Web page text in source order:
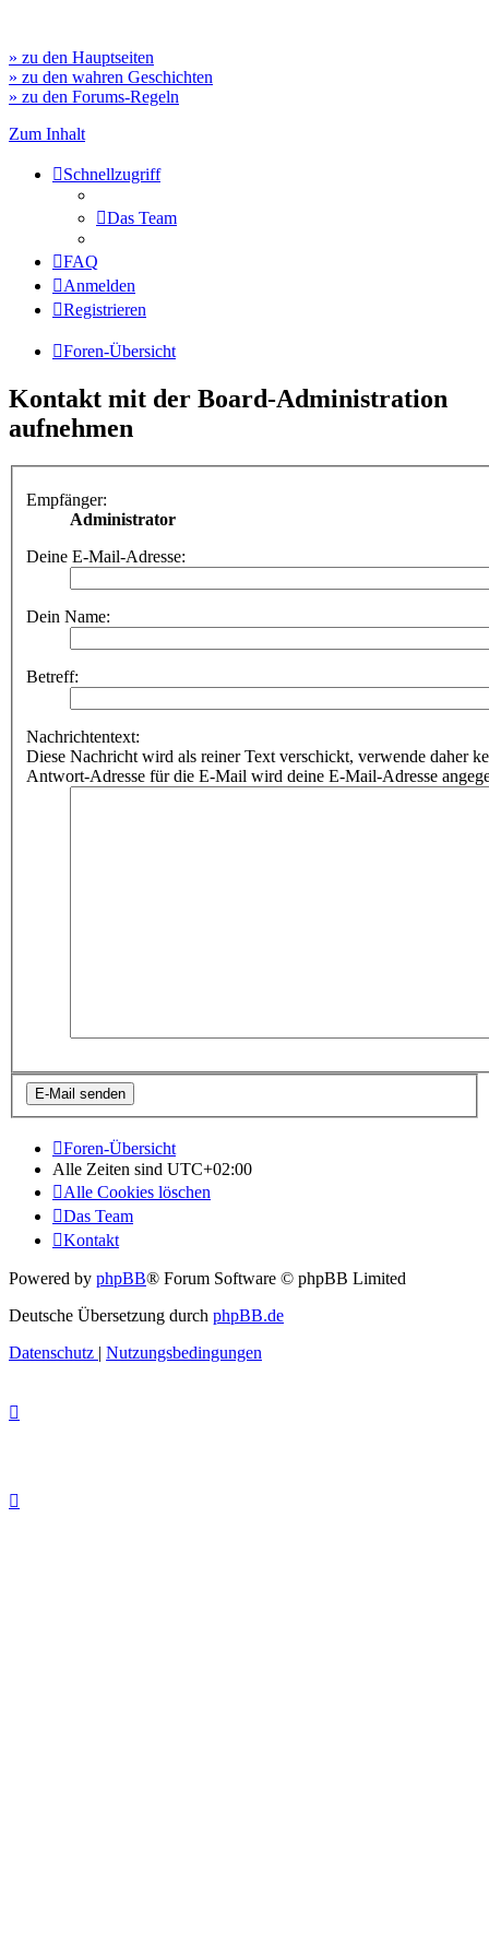
» zu den Hauptseiten
» zu den wahren Geschichten
» zu den Forums-Regeln
Zum Inhalt
Schnellzugriff
Das Team
FAQ
Anmelden
Registrieren
Foren-Übersicht
Kontakt mit der Board-Administration
aufnehmen
Empfänger:
Administrator
Deine E-Mail-Adresse:
Dein Name:
Betreff:
Nachrichtentext:
Diese Nachricht wird als reiner Text verschickt, verwende daher
Antwort-Adresse für die E-Mail wird deine E-Mail-Adresse
Foren-Übersicht
Alle Zeiten sind UTC+02:00
Alle Cookies löschen
Das Team
Kontakt
Powered by phpBB® Forum Software © phpBB Limited
Deutsche Übersetzung durch phpBB.de
Datenschutz | Nutzungsbedingungen